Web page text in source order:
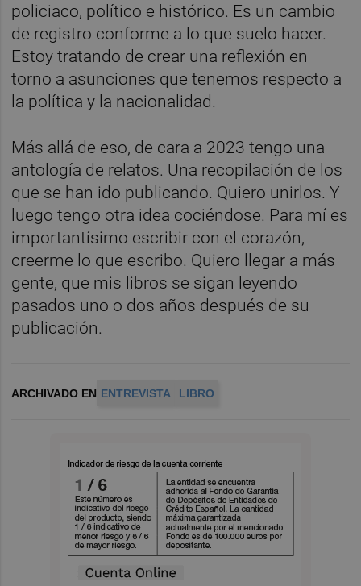
policiaco, político e histórico. Es un cambio
de registro conforme a lo que suelo hacer.
Estoy tratando de crear una reflexión en
torno a asunciones que tenemos respecto a
la política y la nacionalidad.
Más allá de eso, de cara a 2023 tengo una
antología de relatos. Una recopilación de los
que se han ido publicando. Quiero unirlos. Y
luego tengo otra idea cociéndose. Para mí es
importantísimo escribir con el corazón,
creerme lo que escribo. Quiero llegar a más
gente, que mis libros se sigan leyendo
pasados uno o dos años después de su
publicación.
ARCHIVADO EN ENTREVISTA LIBRO